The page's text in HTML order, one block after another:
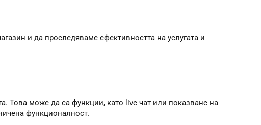
и да проследяваме ефективността на услугата и
Това може да са функции, като live чат или показване на
функционалност.